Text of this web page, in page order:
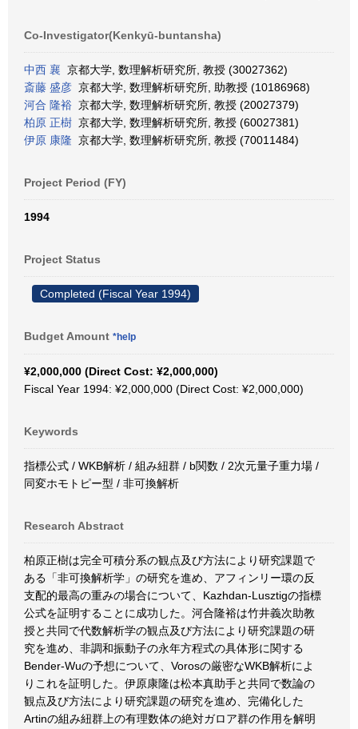
Co-Investigator(Kenkyū-buntansha)
中西 襄 京都大学, 数理解析研究所, 教授 (30027362)
斎藤 盛彦 京都大学, 数理解析研究所, 助教授 (10186968)
河合 隆裕 京都大学, 数理解析研究所, 教授 (20027379)
柏原 正樹 京都大学, 数理解析研究所, 教授 (60027381)
伊原 康隆 京都大学, 数理解析研究所, 教授 (70011484)
Project Period (FY)
1994
Project Status
Completed (Fiscal Year 1994)
Budget Amount *help
¥2,000,000 (Direct Cost: ¥2,000,000)
Fiscal Year 1994: ¥2,000,000 (Direct Cost: ¥2,000,000)
Keywords
指標公式 / WKB解析 / 組み紐群 / b関数 / 2次元量子重力場 /
同変ホモトピー型 / 非可換解析
Research Abstract
柏原正樹は完全可積分系の観点及び方法により研究課題で
ある「非可換解析学」の研究を進め、アフィンリー環の反
支配的最高の重みの場合について、Kazhdan-Lusztigの指標
公式を証明することに成功した。河合隆裕は竹井義次助教
授と共同で代数解析学の観点及び方法により研究課題の研
究を進め、非調和振動子の永年方程式の具体形に関する
Bender-Wuの予想について、Vorosの厳密なWKB解析によ
りこれを証明した。伊原康隆は松本真助手と共同で数論の
観点及び方法により研究課題の研究を進め、完備化した
Artinの組み紐群上の有理数体の絶対ガロア群の作用を解明